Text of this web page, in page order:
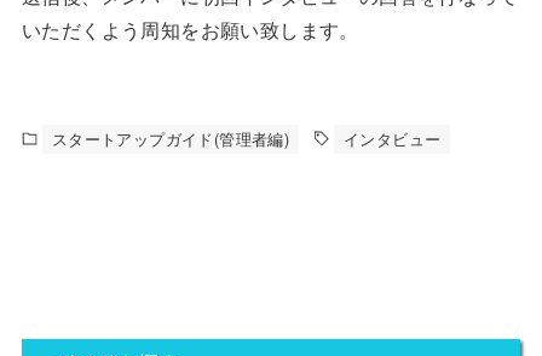
いただくよう周知をお願い致します。
スタートアップガイド(管理者編) インタビュー